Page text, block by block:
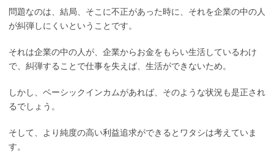
問題なのは、結局、そこに不正があった時に、それを企業の中の人
が糾弾しにくいということです。
それは企業の中の人が、企業からお金をもらい生活しているわけ
で、糾弾することで仕事を失えば、生活ができないため。
しかし、ベーシックインカムがあれば、そのような状況も是正され
るでしょう。
そして、より純度の高い利益追求ができるとワタシは考えていま
す。